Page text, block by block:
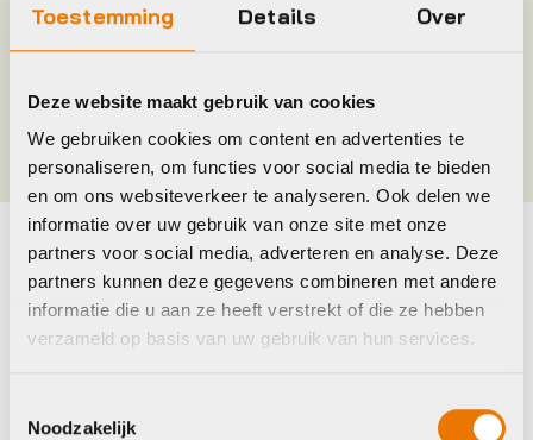
Toestemming Details Over
Deze website maakt gebruik van cookies
We gebruiken cookies om content en advertenties te
personaliseren, om functies voor social media te bieden
en om ons websiteverkeer te analyseren. Ook delen we
informatie over uw gebruik van onze site met onze
partners voor social media, adverteren en analyse. Deze
partners kunnen deze gegevens combineren met andere
informatie die u aan ze heeft verstrekt of die ze hebben
verzameld op basis van uw gebruik van hun services.
Noodzakelijk
Merk Byke Store/ Sport Full
Maat
Maak je fiets compleet
Bekijk alle accessoires